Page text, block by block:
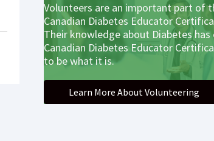
Volunteers are an important part of
Canadian Diabetes Educator
Their knowledge about Diabetes has
Canadian Diabetes Educator
to be what it is.
Learn More About Volunteering